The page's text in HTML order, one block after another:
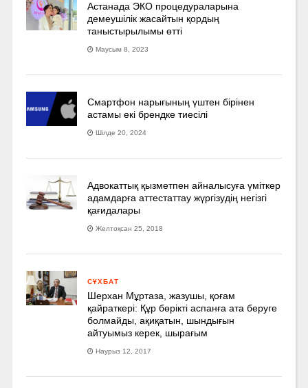
Астанада ЭКО процедураларына
демеушілік жасайтын қордың
таныстырылымы өтті
Маусым 8, 2023
Смартфон нарығының үштен бірінен
астамы екі брендке тиесілі
Шілде 20, 2024
Адвокаттық қызметпен айналысуға үмiткер
адамдарға аттестаттау жүргізудің негізгі
қағидалары
Желтоқсан 25, 2018
СҰХБАТ
Шерхан Мұртаза, жазушы, қоғам
қайраткері: Құр бөрікті аспанға ата беруге
болмайды, ақиқатын, шындығын
айтуымыз керек, шырағым
Наурыз 12, 2017